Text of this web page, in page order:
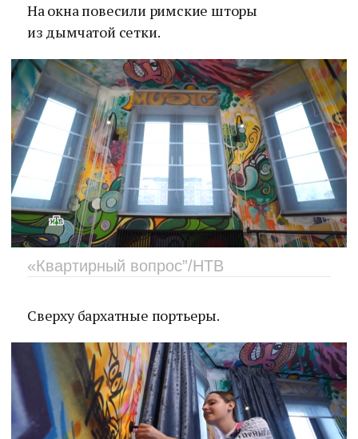
На окна повесили римские шторы
из дымчатой сетки.
«Квартирный вопрос”/НТВ
Сверху бархатные портьеры.